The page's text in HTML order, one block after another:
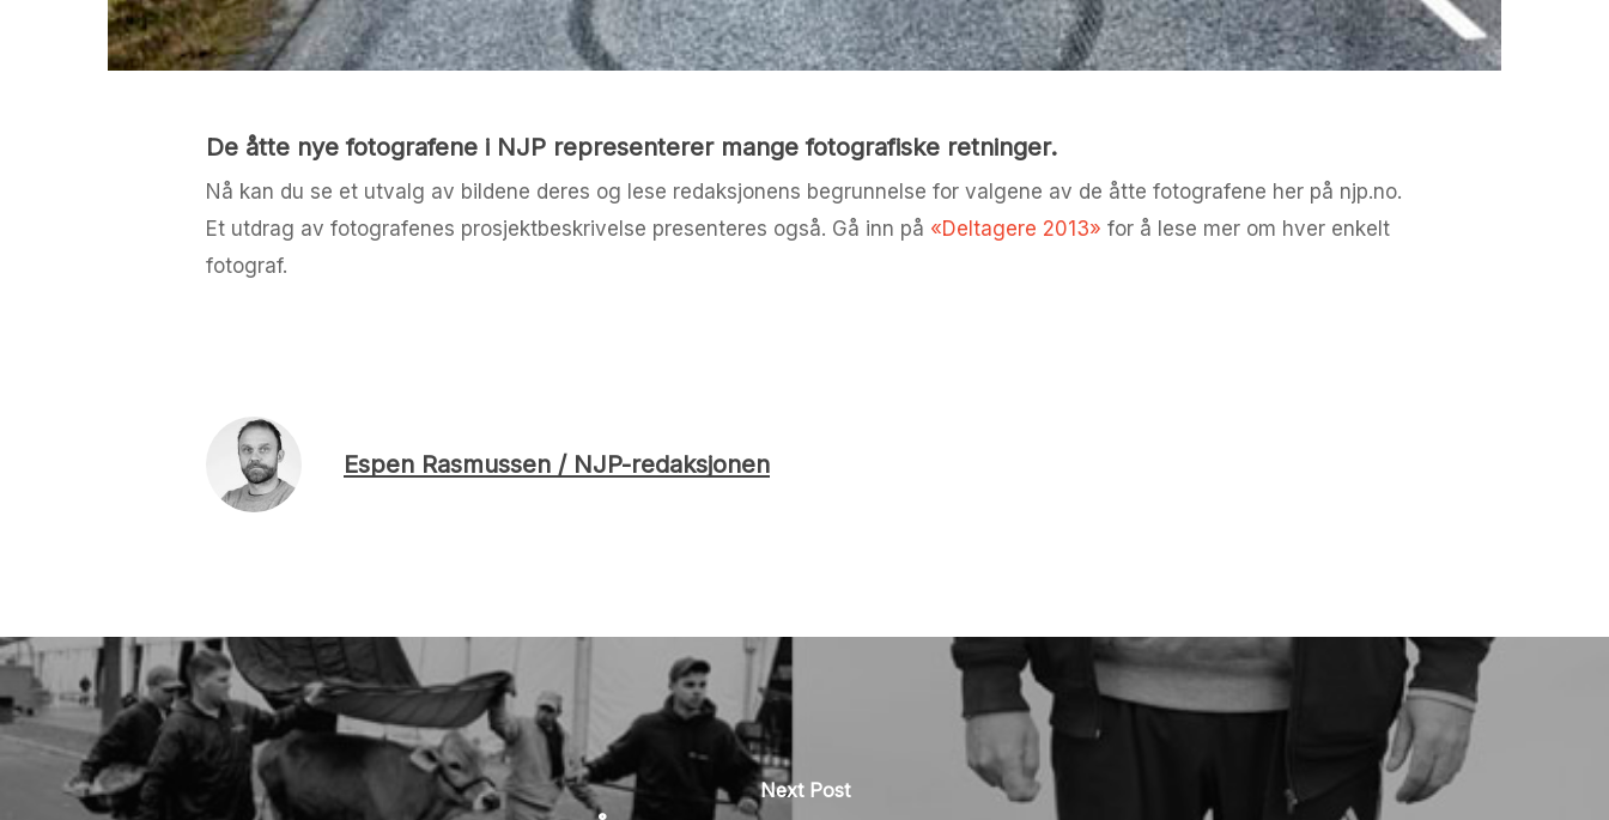
De åtte nye fotografene i NJP representerer mange fotografiske retninger.
Nå kan du se et utvalg av bildene deres og lese redaksjonens begrunnelse for valgene av de åtte fotografene her på njp.no.
Et utdrag av fotografenes prosjektbeskrivelse presenteres også. Gå inn på «Deltagere 2013» for å lese mer om hver enkelt
fotograf.
Espen Rasmussen / NJP-redaksjonen
Next Post